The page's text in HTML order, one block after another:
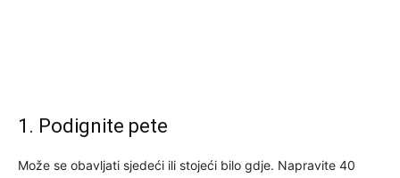
1. Podignite pete
Može se obavljati sjedeći ili stojeći bilo gdje. Napravite 40